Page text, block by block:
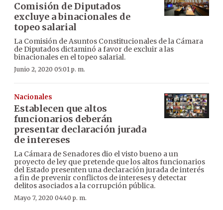
Comisión de Diputados
excluye a binacionales de
topeo salarial
La Comisión de Asuntos Constitucionales de la Cámara
de Diputados dictaminó a favor de excluir a las
binacionales en el topeo salarial.
Junio 2, 2020 05:01 p. m.
Nacionales
Establecen que altos
funcionarios deberán
presentar declaración jurada
de intereses
La Cámara de Senadores dio el visto bueno a un
proyecto de ley que pretende que los altos funcionarios
del Estado presenten una declaración jurada de interés
a fin de prevenir conflictos de intereses y detectar
delitos asociados a la corrupción pública.
Mayo 7, 2020 04:40 p. m.